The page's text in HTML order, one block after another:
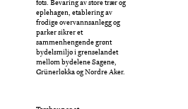
fots. Bevaring av store trær og
eplehagen, etablering av
frodige overvannsanlegg og
parker sikrer et
sammenhengende grønt
bydelsmiljø i grenselandet
mellom bydelene Sagene,
Grünerløkka og Nordre Aker.